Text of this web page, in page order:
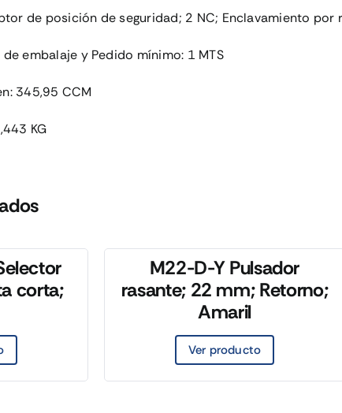
de posición de seguridad; 2 NC; Enclavamiento por
de embalaje y Pedido mínimo: 1 MTS
345,95 CCM
KG
corta;
M22-D-Y Pulsador
rasante; 22 mm; Retorno;
Amaril
Ver producto